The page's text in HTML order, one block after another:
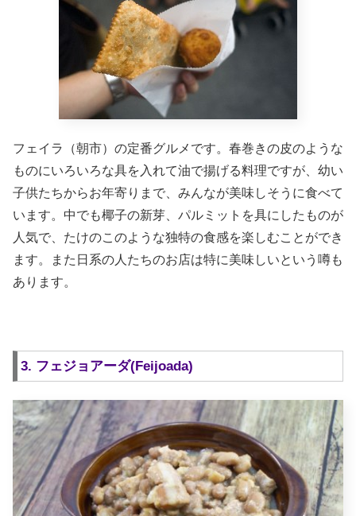
フェイラ（朝市）の定番グルメです。春巻きの皮のような
ものにいろいろな具を入れて油で揚げる料理ですが、幼い
子供たちからお年寄りまで、みんなが美味しそうに食べて
います。中でも椰子の新芽、パルミットを具にしたものが
人気で、たけのこのような独特の食感を楽しむことができ
ます。また日系の人たちのお店は特に美味しいという噂も
あります。
3. フェジョアーダ(Feijoada)